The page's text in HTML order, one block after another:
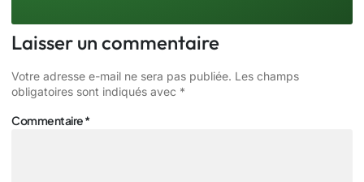
Laisser un commentaire
Votre adresse e-mail ne sera pas publiée. Les champs
obligatoires sont indiqués avec *
Commentaire*